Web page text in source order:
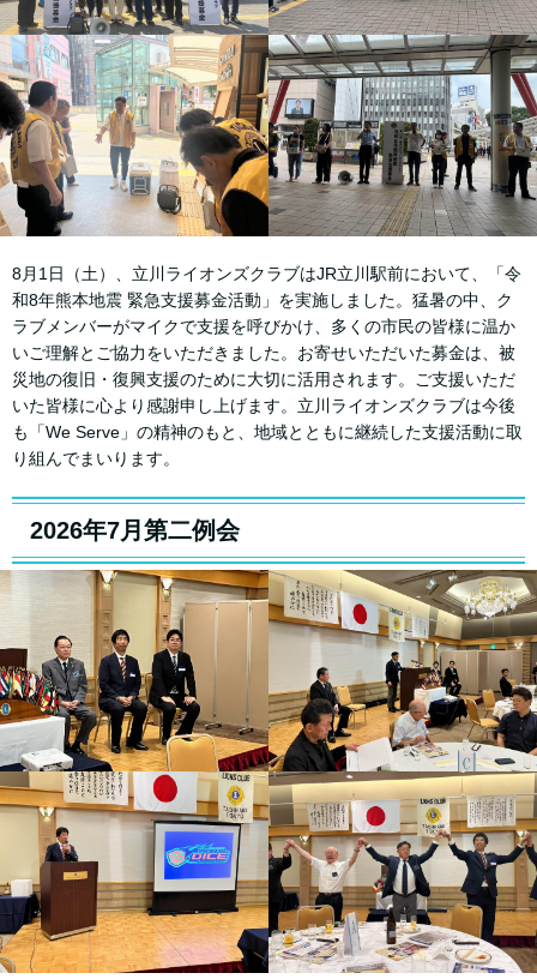
8月1日（土）、立川ライオンズクラブはJR立川駅前において、「令
和8年熊本地震 緊急支援募金活動」を実施しました。猛暑の中、ク
ラブメンバーがマイクで支援を呼びかけ、多くの市民の皆様に温か
いご理解とご協力をいただきました。お寄せいただいた募金は、被
災地の復旧・復興支援のために大切に活用されます。ご支援いただ
いた皆様に心より感謝申し上げます。立川ライオンズクラブは今後
も「We Serve」の精神のもと、地域とともに継続した支援活動に取
り組んでまいります。
2026年7月第二例会